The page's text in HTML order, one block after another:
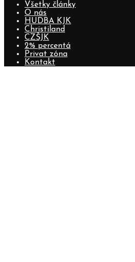
Všetky články
O nás
HUDBA KJK
Christiland
CZŠJK
2% percentá
Privat zóna
Kontakt